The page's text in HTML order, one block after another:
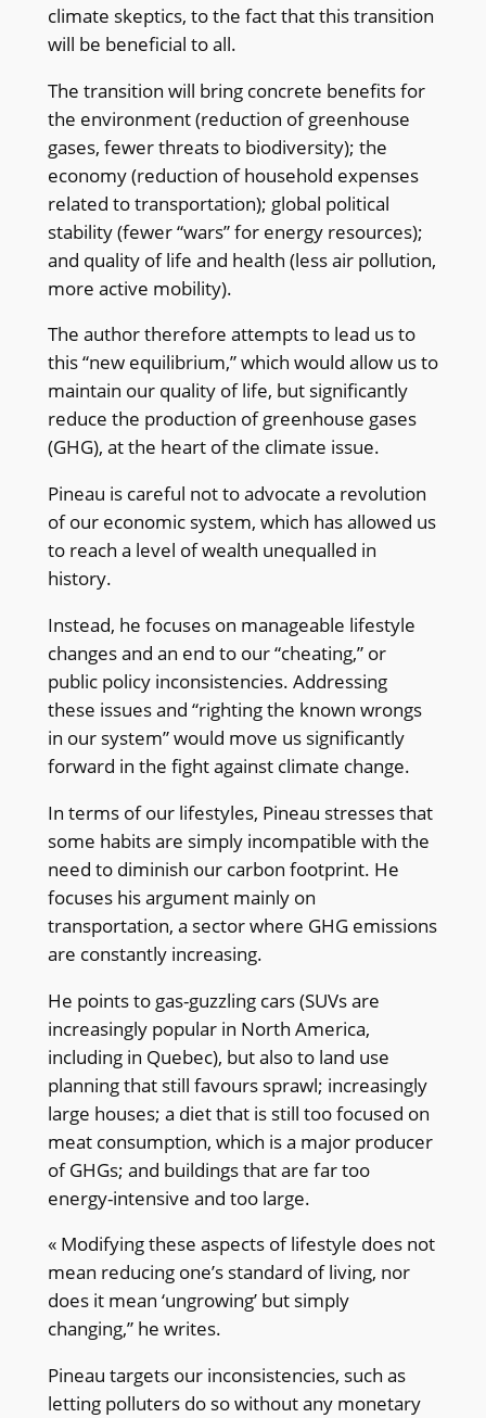
climate skeptics, to the fact that this transition
will be beneficial to all.
The transition will bring concrete benefits for
the environment (reduction of greenhouse
gases, fewer threats to biodiversity); the
economy (reduction of household expenses
related to transportation); global political
stability (fewer “wars” for energy resources);
and quality of life and health (less air pollution,
more active mobility).
The author therefore attempts to lead us to
this “new equilibrium,” which would allow us to
maintain our quality of life, but significantly
reduce the production of greenhouse gases
(GHG), at the heart of the climate issue.
Pineau is careful not to advocate a revolution
of our economic system, which has allowed us
to reach a level of wealth unequalled in
history.
Instead, he focuses on manageable lifestyle
changes and an end to our “cheating,” or
public policy inconsistencies. Addressing
these issues and “righting the known wrongs
in our system” would move us significantly
forward in the fight against climate change.
In terms of our lifestyles, Pineau stresses that
some habits are simply incompatible with the
need to diminish our carbon footprint. He
focuses his argument mainly on
transportation, a sector where GHG emissions
are constantly increasing.
He points to gas-guzzling cars (SUVs are
increasingly popular in North America,
including in Quebec), but also to land use
planning that still favours sprawl; increasingly
large houses; a diet that is still too focused on
meat consumption, which is a major producer
of GHGs; and buildings that are far too
energy-intensive and too large.
« Modifying these aspects of lifestyle does not
mean reducing one’s standard of living, nor
does it mean ‘ungrowing’ but simply
changing,” he writes.
Pineau targets our inconsistencies, such as
letting polluters do so without any monetary